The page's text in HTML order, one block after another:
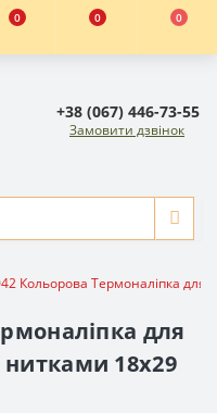
0 0 0
+38 (067) 446-73-55
Замовити дзвінок
Кольорова Термоналіпка
для
18x29